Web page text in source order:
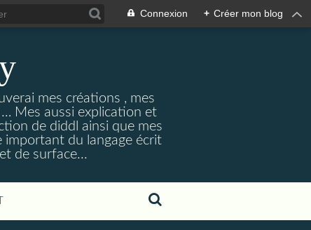
Connexion + Créer mon blog
mes créations , mes
Mes aussi explication et
de diddl ainsi que mes
important du langage écrit
de surface...